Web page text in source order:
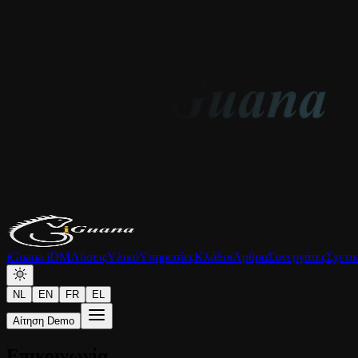
iGuana iDMΛύσειςΥλικόΥπηρεσίεςΚλάδοιΆρθραΣυνεργάτες
NL EN FR EL
Αίτηση Demo